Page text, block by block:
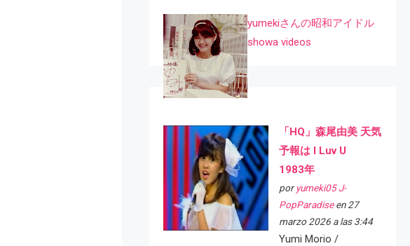
yumekiさんの昭和アイドル
showa videos
「HQ」森尾由美 天気
予報は I Luv U
1983年
por yumeki05 J-
PopParadiseen 27
marzo 2026 a las 3:44
Yumi Morio /